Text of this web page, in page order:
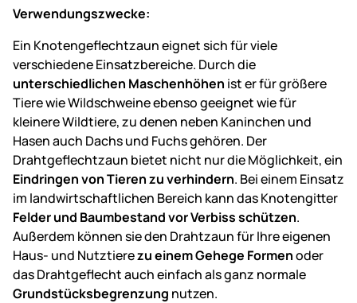
Verwendungszwecke:
Ein Knotengeflechtzaun eignet sich für viele
verschiedene Einsatzbereiche. Durch die
unterschiedlichen Maschenhöhen ist er für größere
Tiere wie Wildschweine ebenso geeignet wie für
kleinere Wildtiere, zu denen neben Kaninchen und
Hasen auch Dachs und Fuchs gehören. Der
Drahtgeflechtzaun bietet nicht nur die Möglichkeit, ein
Eindringen von Tieren zu verhindern. Bei einem Einsatz
im landwirtschaftlichen Bereich kann das Knotengitter
Felder und Baumbestand vor Verbiss schützen.
Außerdem können sie den Drahtzaun für Ihre eigenen
Haus- und Nutztierezu einem Gehege Formenoder
das Drahtgeflecht auch einfach als ganz normale
Grundstücksbegrenzung nutzen.